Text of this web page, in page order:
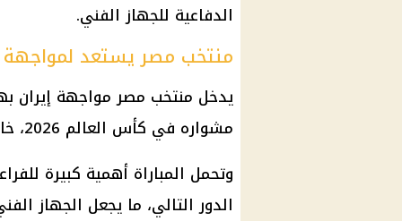
الدفاعية للجهاز الفني.
منتخب مصر يستعد لمواجهة
يدخل منتخب مصر مواجهة إيران
مشواره في كأس العالم 2026، خاصة بعد الفوز على نيوزيلندا في الجولة الماضية.
وتحمل المباراة أهمية كبيرة
الدور التالي، ما يجعل الجهاز